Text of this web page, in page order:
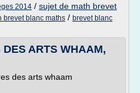
2014 / sujet de math brevet
brevet blanc maths / brevet blanc
ARTS WHAAM,
des arts whaam